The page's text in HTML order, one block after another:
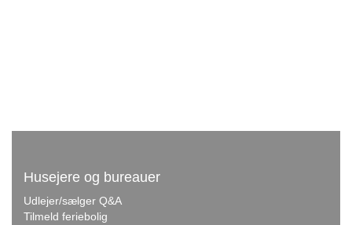
Husejere og bureauer
Udlejer/sælger Q&A
Tilmeld feriebolig